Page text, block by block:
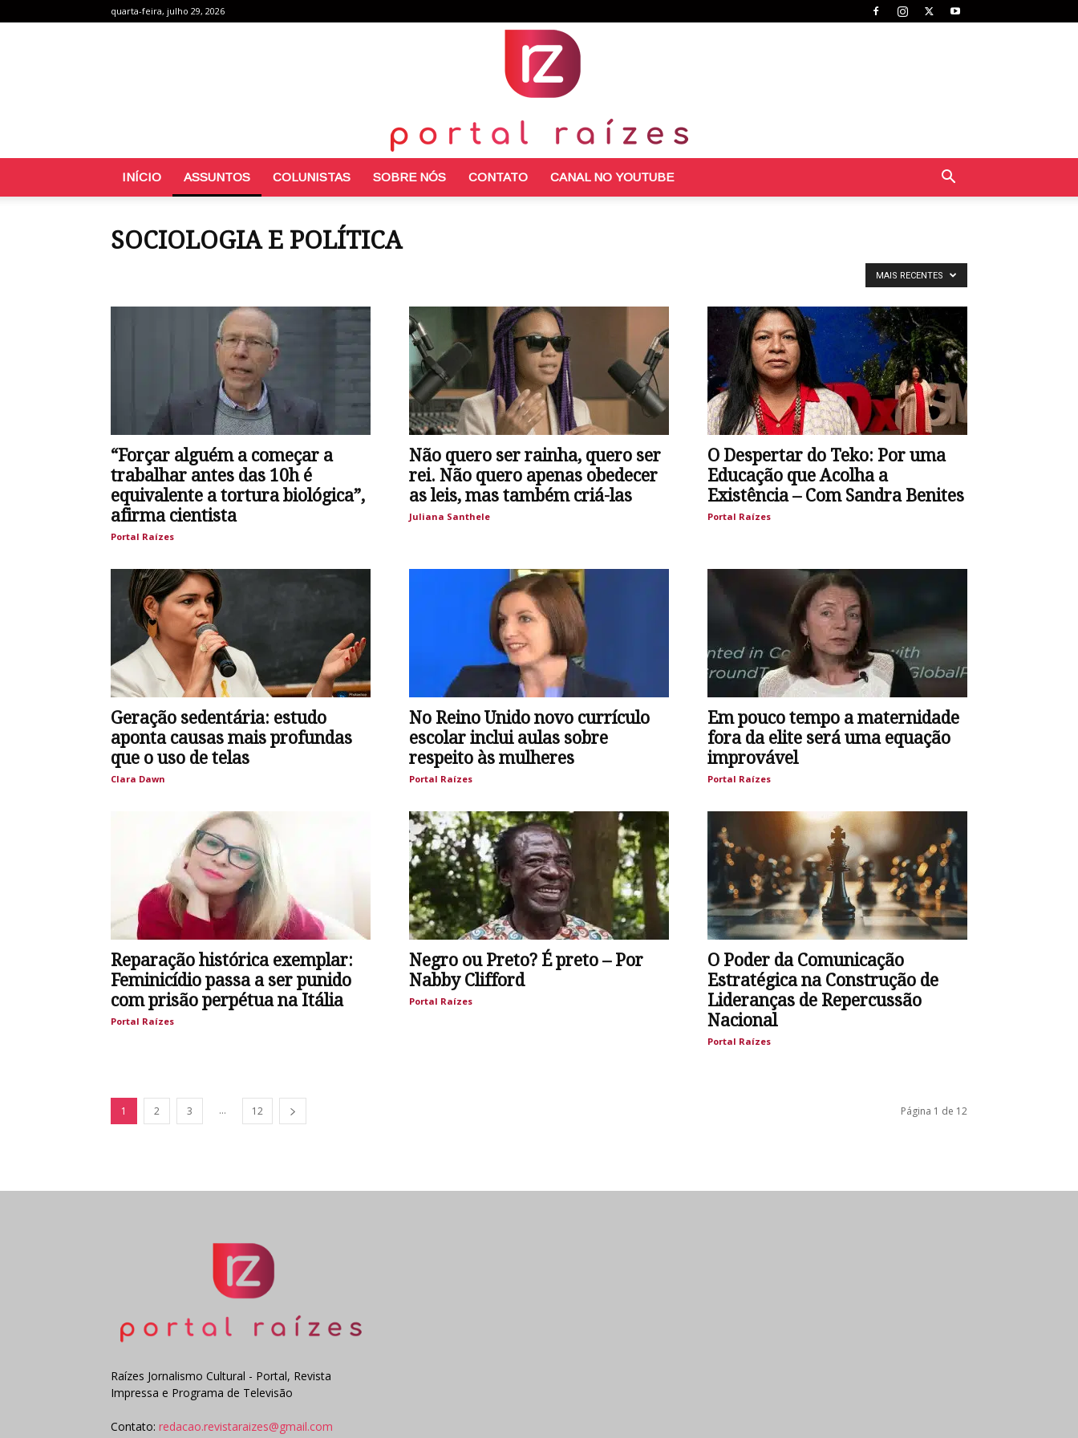
quarta-feira, julho 29, 2026
Raízes
INÍCIO ASSUNTOS COLUNISTAS SOBRE NÓS CONTATO CANAL NO YOUTUBE
SOCIOLOGIA E POLÍTICA
Utilidade pública
MAIS RECENTES
“Forçar alguém a começar a
trabalhar antes das 10h é
equivalente a tortura biológica”,
afirma cientista
Portal Raízes
Não quero ser rainha, quero ser
rei. Não quero apenas obedecer
as leis, mas também criá-las
Juliana Santhele
O Despertar do Teko: Por uma
Educação que Acolha a
Existência – Com Sandra Benites
Portal Raízes
Geração sedentária: estudo
aponta causas mais profundas
que o uso de telas
Clara Dawn
No Reino Unido novo currículo
escolar inclui aulas sobre
respeito às mulheres
Portal Raízes
Em pouco tempo a maternidade
fora da elite será uma equação
improvável
Portal Raízes
Reparação histórica exemplar:
Feminicídio passa a ser punido
com prisão perpétua na Itália
Portal Raízes
Negro ou Preto? É preto – Por
Nabby Clifford
Portal Raízes
O Poder da Comunicação
Estratégica na Construção de
Lideranças de Repercussão
Nacional
Portal Raízes
1 2 3 ... 12 Página 1 de 12
Raízes Jornalismo Cultural - Portal, Revista
Impressa e Programa de Televisão
Contato: redacao.revistaraizes@gmail.com